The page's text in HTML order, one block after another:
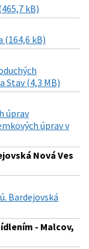
kB)
(164,6 kB)
Stav (4,3 MB)
úprav
úprav v
Nová Ves
Bardejovská
- Malcov,